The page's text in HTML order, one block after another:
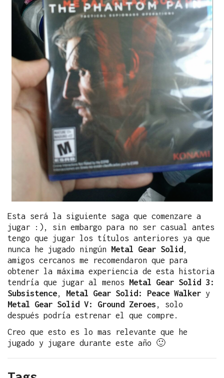
Esta será la siguiente saga que comenzare a
jugar :), sin embargo para no ser casual antes
tengo que jugar los títulos anteriores ya que
nunca he jugado ningún Metal Gear Solid ,
amigos cercanos me recomendaron que para
obtener la máxima experiencia de esta historia
tendría que jugar al menos Metal Gear Solid 3:
Subsistence, Metal Gear Solid: Peace Walker y
Metal Gear Solid V: Ground Zeroes , solo
después podría estrenar el que compre.
Creo que esto es lo mas relevante que he
jugado y jugare durante este año 🙂